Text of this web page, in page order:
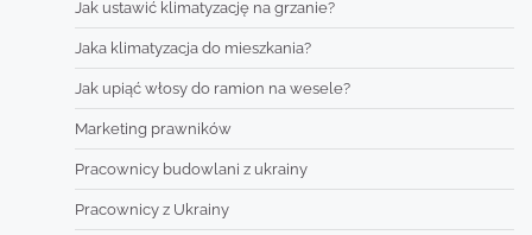
Jak ustawić klimatyzację na grzanie?
Jaka klimatyzacja do mieszkania?
Jak upiąć włosy do ramion na wesele?
Marketing prawników
Pracownicy budowlani z ukrainy
Pracownicy z Ukrainy